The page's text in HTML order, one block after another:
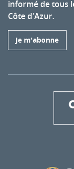
informé de tous
Côte d'Azur.
Je m'abonne